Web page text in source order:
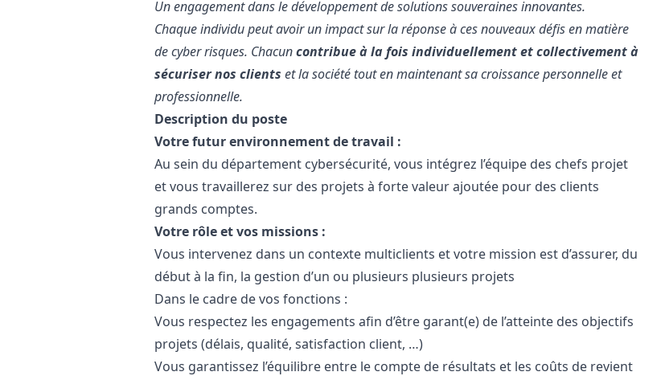
Un engagement dans le développement de solutions souveraines innovantes.
Chaque individu peut avoir un impact sur la réponse à ces nouveaux défis en matière
de cyber risques. Chacuncontribue à la fois individuellement et collectivement à
sécuriser nos clients et la société tout en maintenant sa croissance personnelle et
professionnelle.
Description du poste
Votre futur environnement de travail :
Au sein du département cybersécurité, vous intégrez l’équipe des chefs projet
et vous travaillerez sur des projets à forte valeur ajoutée pour des clients
grands comptes.
Votre rôle et vos missions :
Vous intervenez dans un contexte multiclients et votre mission est d’assurer, du
début à la fin, la gestion d’un ou plusieurs plusieurs projets
Dans le cadre de vos fonctions :
Vous respectez les engagements afin d’être garant(e) de l’atteinte des objectifs
projets (délais, qualité, satisfaction client, …)
Vous garantissez l’équilibre entre le compte de résultats et les coûts de revient